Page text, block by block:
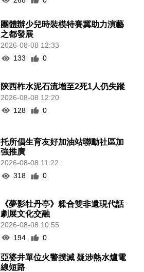
團體辦少兒時裝模特賽冀助力演藝
之都發展
2026-08-08 12:33
133
0
陝西柞水泥石流增至2死1人仍失蹤
2026-08-08 12:20
128
0
托所倡生育友好加油站聯動社區加
強推廣
2026-08-08 11:22
318
0
《夢影牡丹亭》糅合雙非遺現代話
劇展文化交融
2026-08-08 10:55
194
0
亞婆井單位火警撲滅 疑涉熱水爐電
線短路